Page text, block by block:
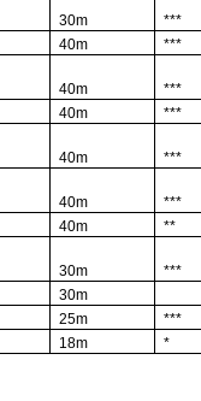
30m
***
40m
***
40m
***
40m
***
40m
***
40m
***
40m
**
30m
***
30m
25m
***
18m *